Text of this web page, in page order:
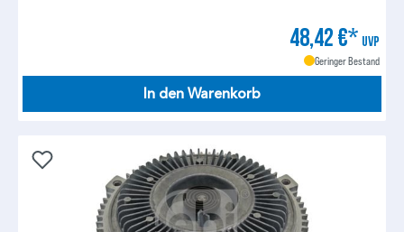
48,42 €* UVP
Geringer Bestand
In den Warenkorb